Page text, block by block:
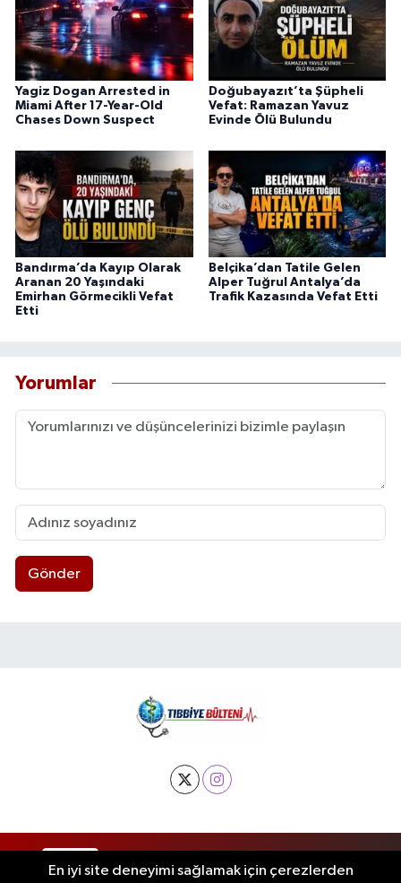
Yagiz Dogan Arrested in
Miami After 17-Year-Old
Chases Down Suspect
Doğubayazıt’ta Şüpheli
Vefat: Ramazan Yavuz
Evinde Ölü Bulundu
Bandırma’da Kayıp Olarak
Aranan 20 Yaşındaki
Emirhan Görmecikli Vefat
Etti
Belçika’dan Tatile Gelen
Alper Tuğrul Antalya’da
Trafik Kazasında Vefat Etti
Yorumlar
Gönder
RSS Copyright © 2025. Her hakkı saklıdır.
En iyi site deneyimi sağlamak için çerezlerden